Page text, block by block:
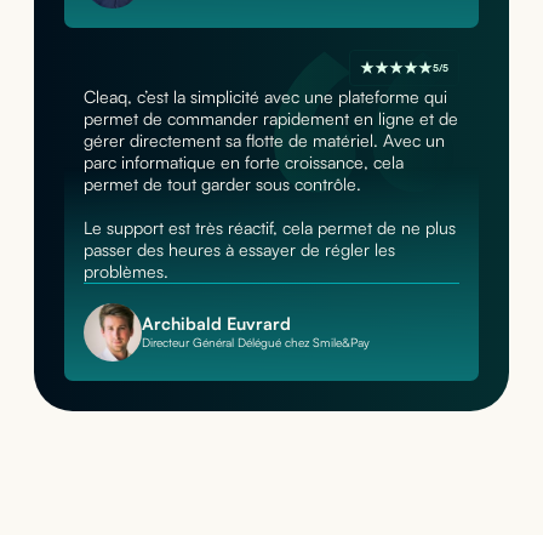
5/5
Cleaq, c’est la simplicité avec une plateforme qui
permet de commander rapidement en ligne et de
gérer directement sa flotte de matériel. Avec un
parc informatique en forte croissance, cela
permet de tout garder sous contrôle.
Le support est très réactif, cela permet de ne plus
passer des heures à essayer de régler les
problèmes.
Archibald Euvrard
Directeur Général Délégué chez Smile&Pay